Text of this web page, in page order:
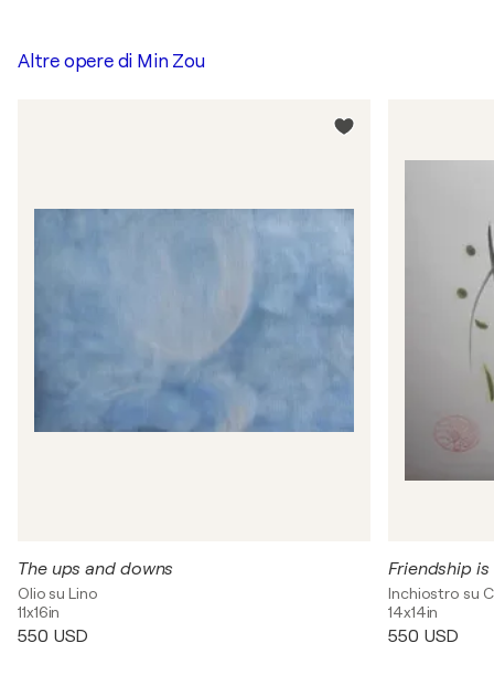
Altre opere di Min Zou
The ups and downs
Olio su Lino
11x16in
550 USD
Friendship is
Inchiostro su
14x14in
550 USD